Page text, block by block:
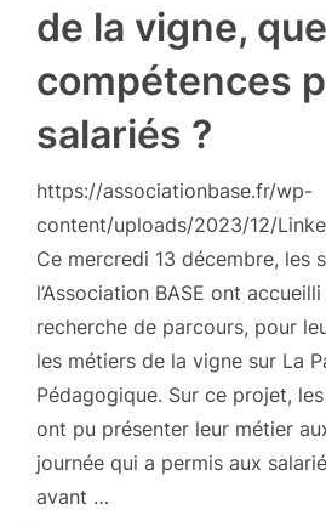
de la vigne,
compétences
salariés ?
https://associationbase.fr/wp-
content/uploads/2023/12/
Ce mercredi 13 décembre, les
l’Association BASE ont
recherche de parcours, pour
les métiers de la vigne sur La
Pédagogique. Sur ce projet,
ont pu présenter leur métier
journée qui a permis aux
avant …